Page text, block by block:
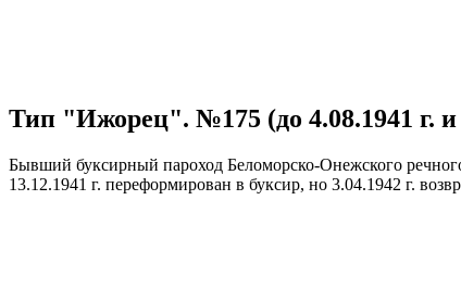
Тип "Ижорец". №175 (до 4.08.1941 г. и
Бывший буксирный пароход Беломорско-Онежского
13.12.1941 г. переформирован в буксир, но 3.04.1942 г.